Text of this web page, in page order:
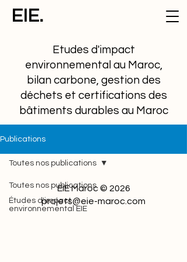
EIE.
Etudes d'impact
environnemental au Maroc,
bilan carbone, gestion des
déchets et certifications des
bâtiments durables au Maroc
Publications
Toutes nos publications
Études d'impact
environnemental EIE
Toutes nos publications
EIE Maroc © 2026
projets@eie-maroc.com